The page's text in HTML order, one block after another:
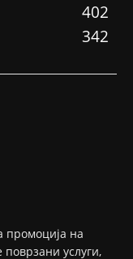
402
342
промоција на
услуги,